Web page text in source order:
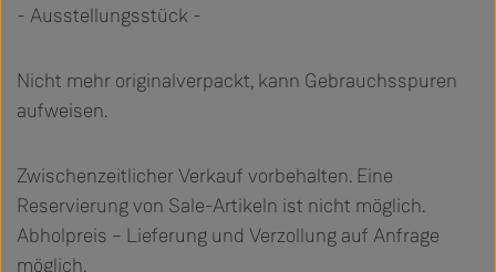
- Ausstellungsstück -
Nicht mehr originalverpackt, kann Gebrauchsspuren
aufweisen.
Zwischenzeitlicher Verkauf vorbehalten. Eine
Reservierung von Sale-Artikeln ist nicht möglich.
Abholpreis – Lieferung und Verzollung auf Anfrage
möglich.